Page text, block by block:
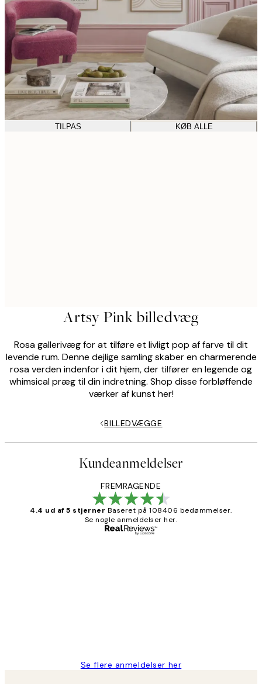
TILPAS KØB ALLE
Artsy Pink billedvæg
Rosa gallerivæg for at tilføre et livligt pop af farve til dit
levende rum. Denne dejlige samling skaber en charmerende
rosa verden indenfor i dit hjem, der tilfører en legende og
whimsical præg til din indretning. Shop disse forbløffende
værker af kunst her!
BILLEDVÆGGE
Kundeanmeldelser
FREMRAGENDE
4.4 ud af 5 stjerner Baseret på 108406 bedømmelser.
Se nogle anmeldelser her.
Se flere anmeldelser her